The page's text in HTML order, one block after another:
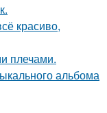
красиво,
плечами.
альбома